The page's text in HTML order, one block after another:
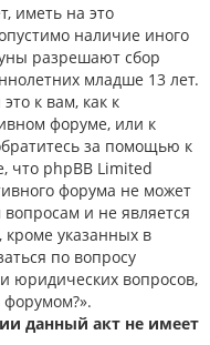
иметь на это
наличие иного
разрешают сбор
младше 13 лет.
к вам, как к
форуме, или к
за помощью к
что phpBB Limited
форума не может
и не является
указанных в
по вопросу
юридических вопросов,
данный акт не имеет